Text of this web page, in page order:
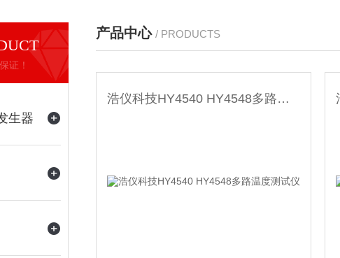
证！
生器
产品中心 / PRODUCTS
浩仪科技HY4540 HY4548多路温度测试仪